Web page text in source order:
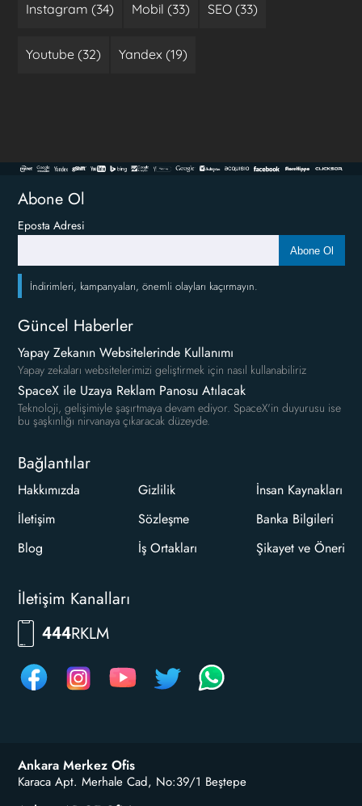
Instagram (34) Mobil (33) SEO (33)
Youtube (32) Yandex (19)
Abone Ol
Eposta Adresi
Abone Ol
İndirimleri, kampanyaları, önemli olayları kaçırmayın.
Güncel Haberler
Yapay Zekanın Websitelerinde Kullanımı
Yapay zekaları websitelerimizi geliştirmek için nasıl kullanabiliriz
SpaceX ile Uzaya Reklam Panosu Atılacak
Teknoloji, gelişimiyle şaşırtmaya devam ediyor. SpaceX'in duyurusu ise
bu şaşkınlığı nirvanaya çıkaracak düzeyde.
Bağlantılar
Hakkımızda
İletişim
Blog
Gizlilik
Sözleşme
İş Ortakları
İnsan Kaynakları
Banka Bilgileri
Şikayet ve Öneri
İletişim Kanalları
444RKLM
Ankara Merkez Ofis
Karaca Apt. Merhale Cad, No:39/1 Beştepe